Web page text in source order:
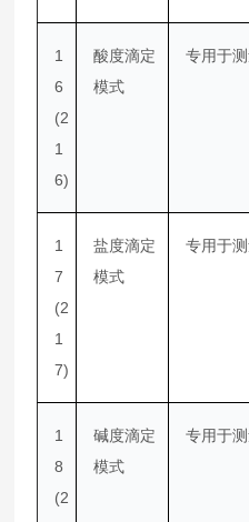
1
6
(2
1
6)
酸度滴定
模式
专用于
1
7
(2
1
7)
盐度滴定
模式
专用于
1
8
(2
碱度滴定
模式
专用于